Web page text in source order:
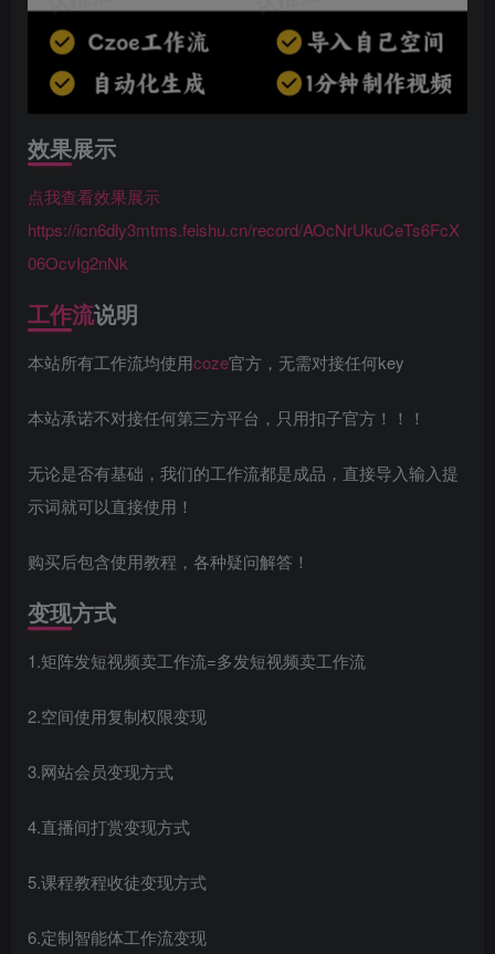
效果展示
点我查看效果展示
https://icn6dly3mtms.feishu.cn/record/AOcNrUkuCeTs6FcX
06OcvIg2nNk
工作流说明
本站所有工作流均使用coze官方，无需对接任何key
本站承诺不对接任何第三方平台，只用扣子官方！！！
无论是否有基础，我们的工作流都是成品，直接导入输入提
示词就可以直接使用！
购买后包含使用教程，各种疑问解答！
变现方式
1.矩阵发短视频卖工作流=多发短视频卖工作流
2.空间使用复制权限变现
3.网站会员变现方式
4.直播间打赏变现方式
5.课程教程收徒变现方式
6.定制智能体工作流变现